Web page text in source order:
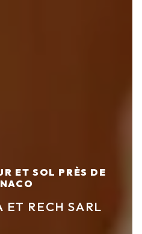
ET SOL PRÈS DE
ET RECH SARL